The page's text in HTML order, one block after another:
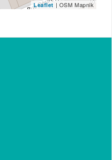
Leaflet | OSM Mapnik